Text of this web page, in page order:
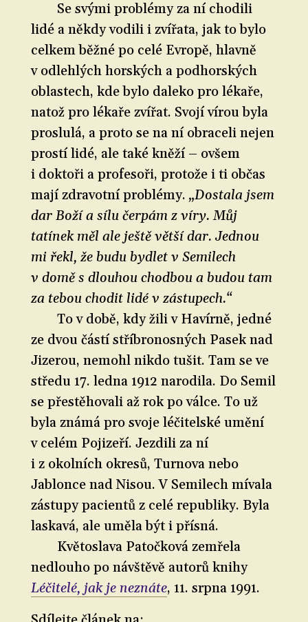
Se svými problémy za ní chodili
lidé a někdy vodili i zvířata, jak to bylo
celkem běžné po celé Evropě, hlavně
v odlehlých horských a podhorských
oblastech, kde bylo daleko pro lékaře,
natož pro lékaře zvířat. Svojí vírou byla
proslulá, a proto se na ní obraceli nejen
prostí lidé, ale také kněží – ovšem
i doktoři a profesoři, protože i ti občas
mají zdravotní problémy. „Dostala jsem
dar Boží a sílu čerpám z víry. Můj
tatínek měl ale ještě větší dar. Jednou
mi řekl, že budu bydlet v Semilech
v domě s dlouhou chodbou a budou tam
za tebou chodit lidé v zástupech.“
To v době, kdy žili v Havírně, jedné
ze dvou částí stříbronosných Pasek nad
Jizerou, nemohl nikdo tušit. Tam se ve
středu 17. ledna 1912 narodila. Do Semil
se přestěhovali až rok po válce. To už
byla známá pro svoje léčitelské umění
v celém Pojizeří. Jezdili za ní
i z okolních okresů, Turnova nebo
Jablonce nad Nisou. V Semilech mívala
zástupy pacientů z celé republiky. Byla
laskavá, ale uměla být i přísná.
Květoslava Patočková zemřela
nedlouho po návštěvě autorů knihy
Léčitelé, jak je neznáte, 11. srpna 1991.